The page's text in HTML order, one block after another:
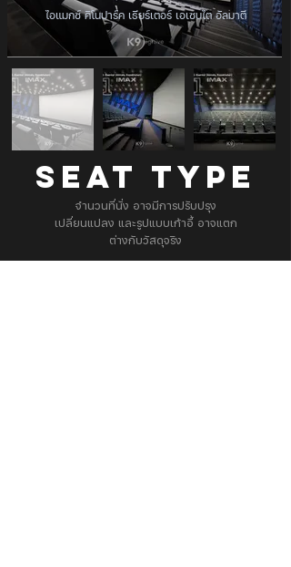
ไอแมกซ์ คิโนปาร์ค เธียร์เตอร์ เอเซนไต อัลมาตี
SEAT TYPE
จำนวนที่นั่ง อาจมีการปรับปรุง
เปลี่ยนแปลง และรูปแบบเก้าอี้ อาจแตก
ต่างกับวัสดุจริง